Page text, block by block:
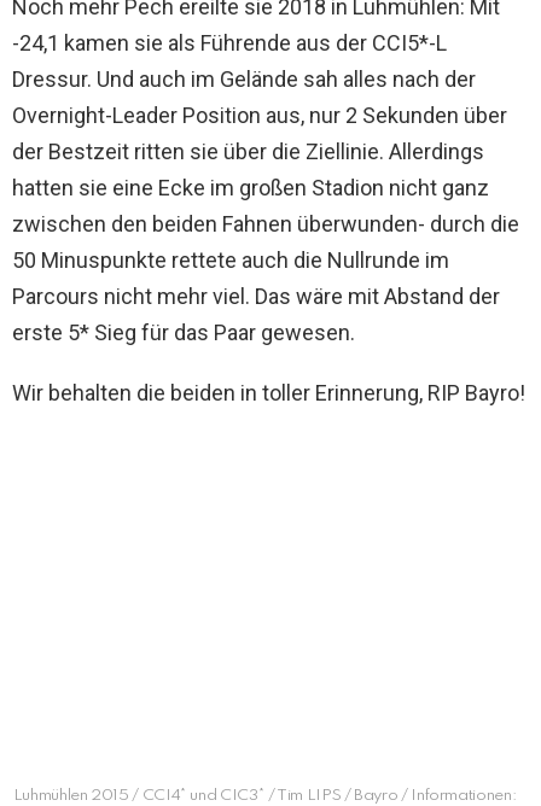
Noch mehr Pech ereilte sie 2018 in Luhmühlen: Mit
-24,1 kamen sie als Führende aus der CCI5*-L
Dressur. Und auch im Gelände sah alles nach der
Overnight-Leader Position aus, nur 2 Sekunden über
der Bestzeit ritten sie über die Ziellinie. Allerdings
hatten sie eine Ecke im großen Stadion nicht ganz
zwischen den beiden Fahnen überwunden- durch die
50 Minuspunkte rettete auch die Nullrunde im
Parcours nicht mehr viel. Das wäre mit Abstand der
erste 5* Sieg für das Paar gewesen.
Wir behalten die beiden in toller Erinnerung, RIP Bayro!
Luhmühlen 2015 / CCI4* und CIC3* / Tim LIPS / Bayro / Informationen: